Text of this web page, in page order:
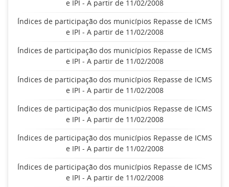
e IPI - A partir de 11/02/2008
Índices de participação dos municípios Repasse de ICMS
e IPI - A partir de 11/02/2008
Índices de participação dos municípios Repasse de ICMS
e IPI - A partir de 11/02/2008
Índices de participação dos municípios Repasse de ICMS
e IPI - A partir de 11/02/2008
Índices de participação dos municípios Repasse de ICMS
e IPI - A partir de 11/02/2008
Índices de participação dos municípios Repasse de ICMS
e IPI - A partir de 11/02/2008
Índices de participação dos municípios Repasse de ICMS
e IPI - A partir de 11/02/2008